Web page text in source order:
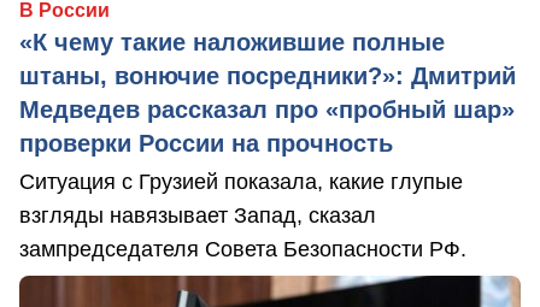
В России
«К чему такие наложившие полные
штаны, вонючие посредники?»: Дмитрий
Медведев рассказал про «пробный шар»
проверки России на прочность
Ситуация с Грузией показала, какие глупые
взгляды навязывает Запад, сказал
зампредседателя Совета Безопасности РФ.